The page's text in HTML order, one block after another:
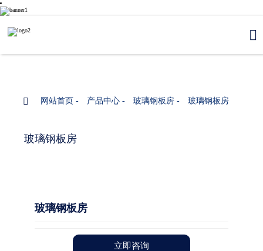

 网站首页 - 产品中心- 玻璃钢板房- 玻璃钢板房
玻璃钢板房
玻璃钢板房
立即咨询